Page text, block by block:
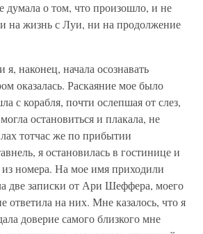
о том, что произошло, и не
на жизнь с Луи, ни на продолжение
наконец, начала осознавать
оказалась. Раскаяние мое было
с корабля, почти ослепшая от слез,
остановиться и плакала, не
тотчас же по прибытии
я остановилась в гостинице и
номера. На мое имя приходили
две записки от Ари Шеффера, моего
ответила на них. Мне казалось, что я
доверие самого близкого мне